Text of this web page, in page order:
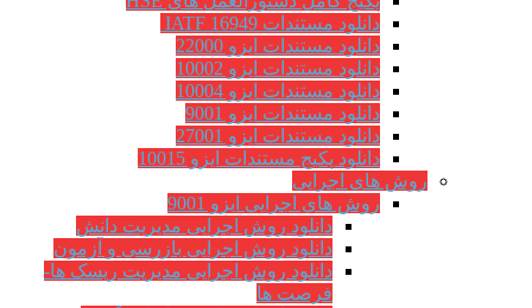
دانلود مستندات IATF 16949
دانلود مستندات ایزو 22000
دانلود مستندات ایزو 10002
دانلود مستندات ایزو 10004
دانلود مستندات ایزو 9001
دانلود مستندات ایزو 27001
دانلود پکیج مستندات ایزو 10015
روش های اجرایی
روش های اجرایی ایزو 9001
دانلود روش اجرایی مدیریت دانش
دانلود روش اجرایی بازرسی و آزمون
دانلود روش اجرایی مدیریت ریسک ها-
فرصت ها